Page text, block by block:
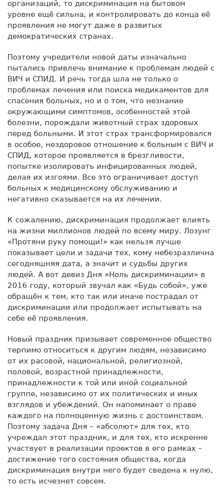
организаций, то дискриминация на бытовом
уровне ещё сильна, и контролировать до конца её
проявления не могут даже в развитых
демократических странах.
Поэтому учредители новой даты изначально
пытались привлечь внимание к проблемам людей с
ВИЧ и СПИД. И речь тогда шла не только о
проблемах лечения или поиска медикаментов для
спасения больных, но и о том, что незнание
окружающими симптомов, особенностей этой
болезни, порождали животный страх здоровых
перед больными. И этот страх трансформировался
в особое, нездоровое отношение к больным с ВИЧ и
СПИД, которое проявляется в брезгливости,
попытке изолировать инфицированных людей,
делая их изгоями. Все это ограничивает доступ
больных к медицинскому обслуживанию и
негативно сказывается на их лечении.
К сожалению, дискриминация продолжает влиять
на жизни миллионов людей по всему миру. Лозунг
«Протяни руку помощи!» как нельзя лучше
показывает цели и задачи тех, кому небезразлична
сегодняшняя дата, а значит и судьбы других
людей. А вот девиз Дня «Ноль дискриминации» в
2016 году, который звучал как «Будь собой», уже
обращён к тем, кто так или иначе пострадал от
дискриминации или продолжает испытывать на
себе её проявления.
Новый праздник призывает современное общество
терпимо относиться к другим людям, независимо
от их расовой, национальной, религиозной,
половой, возрастной принадлежности,
принадлежности к той или иной социальной
группе, независимо от их политических и иных
взглядов и убеждений. Он напоминает о праве
каждого на полноценную жизнь с достоинством.
Поэтому задача Дня – «абсолют» для тех, кто
учреждал этот праздник, и для тех, кто искренне
участвует в реализации проектов в его рамках –
достижение того состояния общества, когда
дискриминация внутри него будет сведена к нулю,
то есть исчезнет совсем.